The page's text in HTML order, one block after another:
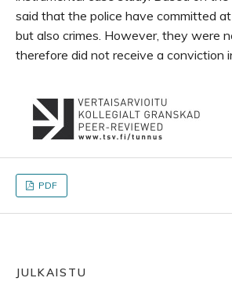
said that the police have committed
but also crimes. However, they were
therefore did not receive a conviction
PDF
JULKAISTU